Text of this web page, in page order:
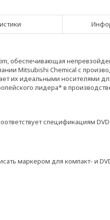
обеспечивающая
Mitsubishi Chemical с
их идеальными носителями
лидера* в
спецификациям
маркером для компакт- и